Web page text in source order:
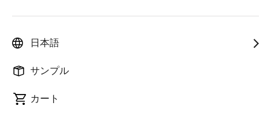
日本語
サンプル
カート
Name used to describe Renesas
B
Package code maintained as part of